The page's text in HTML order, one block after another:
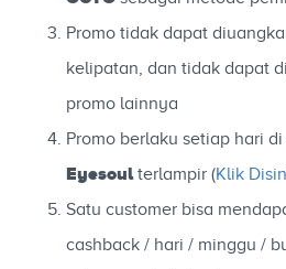
Promo tidak dapat
kelipatan, dan tidak dapat
promo lainnya
Promo berlaku setiap hari
Eyesoulterlampir (Klik
Satu customer bisa
cashback / hari / minggu /